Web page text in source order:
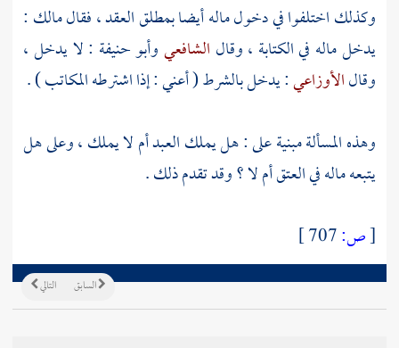
وكذلك اختلفوا في دخول ماله أيضا بمطلق العقد ، فقالمالك :
يدخل ماله في الكتابة ، وقال الشافعيوأبو حنيفة : لا يدخل ،
وقالالأوزاعي: يدخل بالشرط ( أعني : إذا اشترطه المكاتب ) .
وهذه المسألة مبنية على : هل يملك العبد أم لا يملك ، وعلى هل
يتبعه ماله في العتق أم لا ؟ وقد تقدم ذلك .
[ص:
التالي السابق